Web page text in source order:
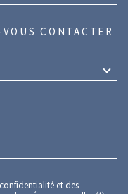
CONTACTER
et des